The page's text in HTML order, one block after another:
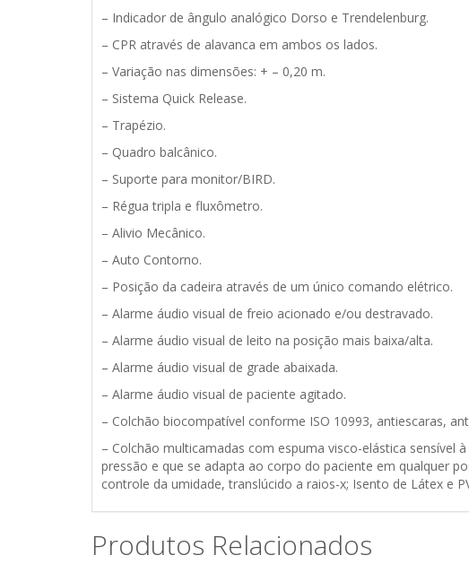
– Indicador de ângulo analógico Dorso e Trendelenburg.
– CPR através de alavanca em ambos os lados.
– Variação nas dimensões: + – 0,20 m.
– Sistema Quick Release.
– Trapézio.
– Quadro balcânico.
– Suporte para monitor/BIRD.
– Régua tripla e fluxômetro.
– Alivio Mecânico.
– Auto Contorno.
– Posição da cadeira através de um único comando elétrico.
– Alarme áudio visual de freio acionado e/ou destravado.
– Alarme áudio visual de leito na posição mais baixa/alta.
– Alarme áudio visual de grade abaixada.
– Alarme áudio visual de paciente agitado.
– Colchão biocompatível conforme ISO 10993, antiescaras,
– Colchão multicamadas com espuma visco-elástica
pressão e que se adapta ao corpo do paciente em qualquer
controle da umidade, translúcido a raios-x; Isento de Látex e
Produtos Relacionados